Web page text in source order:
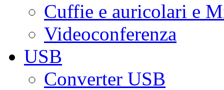
Cuffie e auricolari e
Videoconferenza
USB
Converter USB